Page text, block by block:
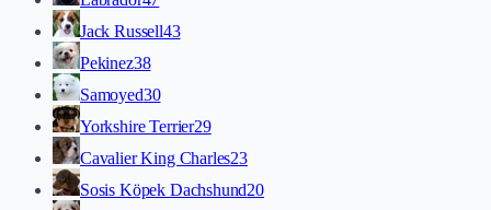
Jack Russell43
Pekinez38
Samoyed30
Yorkshire Terrier29
Cavalier King Charles23
Sosis Köpek Dachshund20